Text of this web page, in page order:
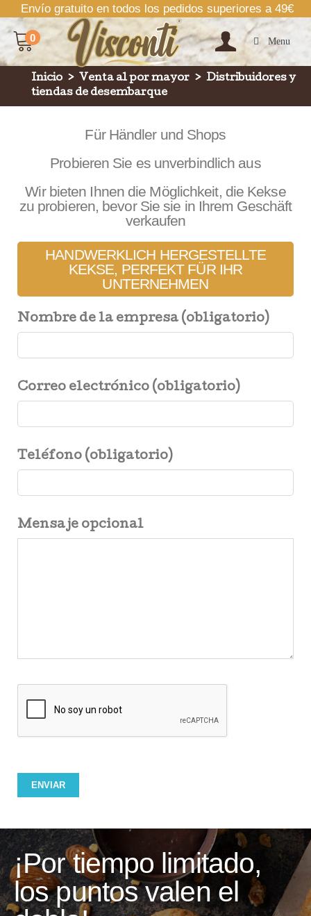
Envío gratuito en todos los pedidos superiores a 49€
0 Menu
Inicio > Venta al por mayor > Distribuidores y
tiendas de desembarque
Für Händler und Shops
Probieren Sie es unverbindlich aus
Wir bieten Ihnen die Möglichkeit, die Kekse
zu probieren, bevor Sie sie in Ihrem Geschäft
verkaufen
HANDWERKLICH HERGESTELLTE
KEKSE, PERFEKT FÜR IHR
UNTERNEHMEN
Nombre de la empresa (obligatorio)
Correo electrónico (obligatorio)
Teléfono (obligatorio)
Mensaje opcional
¡Por tiempo limitado,
los puntos valen el